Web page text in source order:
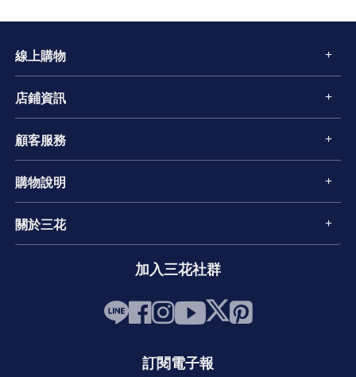
線上購物
店鋪資訊
顧客服務
購物說明
關於三花
加入三花社群
訂閱電子報